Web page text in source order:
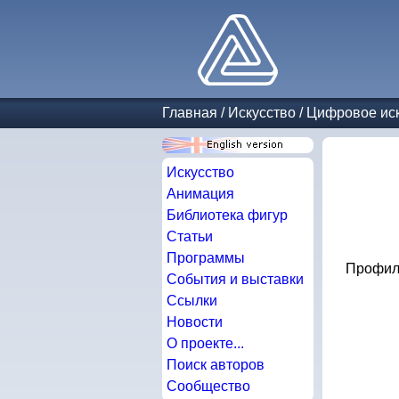
Главная / Искусство / Цифровое
Искусство
Анимация
Библиотека фигур
Статьи
Программы
События и выставки
Ссылки
Новости
О проекте...
Поиск авторов
Сообщество